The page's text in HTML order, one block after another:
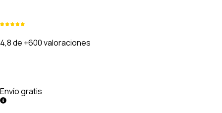
4,8 de +600 valoraciones
Envío gratis